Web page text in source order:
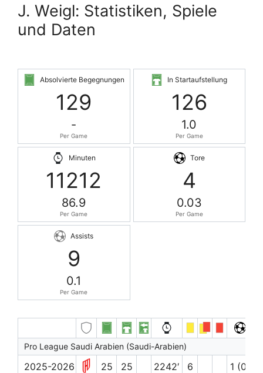
J. Weigl: Statistiken, Spiele
und Daten
Absolvierte Begegnungen
129
-
Per Game
In Startaufstellung
126
1.0
Per Game
Minuten
11212
86.9
Per Game
Tore
4
0.03
Per Game
Assists
9
0.1
Per Game
Pro League Saudi Arabien (Saudi-Arabien)
2025-2026 25 25 2242′ 6 1 (0)